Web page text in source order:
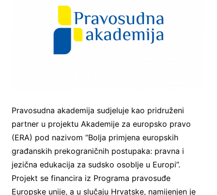
Pravosudna akademija sudjeluje kao pridruženi
partner u projektu Akademije za europsko pravo
(ERA) pod nazivom “Bolja primjena europskih
građanskih prekograničnih postupaka: pravna i
jezična edukacija za sudsko osoblje u Europi”.
Projekt se financira iz Programa pravosuđe
Europske unije, a u slučaju Hrvatske, namijenjen je